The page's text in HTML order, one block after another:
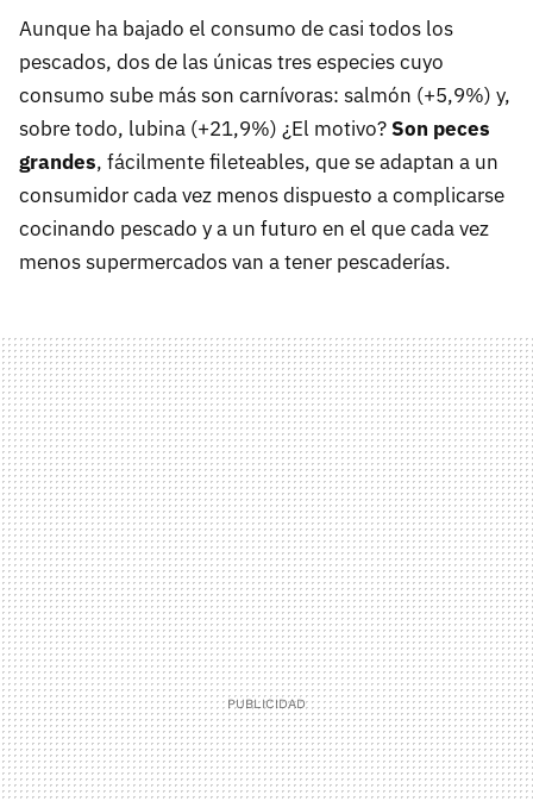
Aunque ha bajado el consumo de casi todos los
pescados, dos de las únicas tres especies cuyo
consumo sube más son carnívoras: salmón (+5,9%) y,
sobre todo, lubina (+21,9%) ¿El motivo? Son peces
grandes, fácilmente fileteables, que se adaptan a un
consumidor cada vez menos dispuesto a complicarse
cocinando pescado y a un futuro en el que cada vez
menos supermercados van a tener pescaderías.